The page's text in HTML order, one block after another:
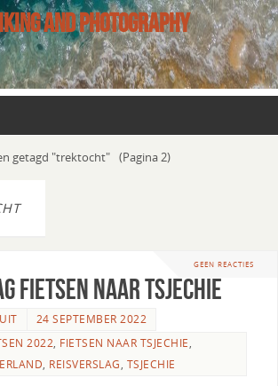
AND PHOTOGRAPHY
getagd "trektocht" (Pagina 2)
GEEN REACTIES
fietsen naar Tsjechie
24 SEPTEMBER 2022
2022, FIETSEN NAAR TSJECHIE,
, REISVERSLAG, TSJECHIE